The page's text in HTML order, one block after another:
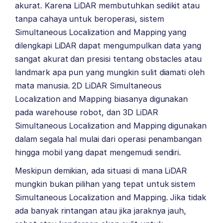
akurat. Karena LiDAR membutuhkan sedikit atau
tanpa cahaya untuk beroperasi, sistem
Simultaneous Localization and Mapping yang
dilengkapi LiDAR dapat mengumpulkan data yang
sangat akurat dan presisi tentang obstacles atau
landmark apa pun yang mungkin sulit diamati oleh
mata manusia. 2D LiDAR Simultaneous
Localization and Mapping biasanya digunakan
pada warehouse robot, dan 3D LiDAR
Simultaneous Localization and Mapping digunakan
dalam segala hal mulai dari operasi penambangan
hingga mobil yang dapat mengemudi sendiri.
Meskipun demikian, ada situasi di mana LiDAR
mungkin bukan pilihan yang tepat untuk sistem
Simultaneous Localization and Mapping. Jika tidak
ada banyak rintangan atau jika jaraknya jauh,